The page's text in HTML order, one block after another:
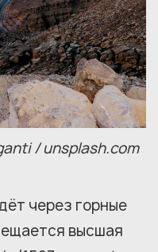
/ unsplash.com
через горные
высшая